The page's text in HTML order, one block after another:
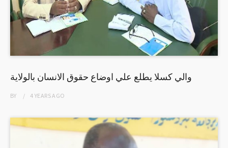
والي كسلا يطلع علي اوضاع حقوق الانسان بالولاية
BY 4 YEARSAGO